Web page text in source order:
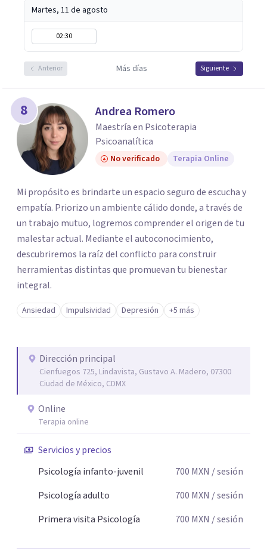
Martes, 11 de agosto
02:30
Anterior Más días Siguiente
8 Andrea Romero
Maestría en Psicoterapia
Psicoanalítica
No verificado Terapia Online
Mi propósito es brindarte un espacio seguro de escucha y
empatía. Priorizo un ambiente cálido donde, a través de
un trabajo mutuo, logremos comprender el origen de tu
malestar actual. Mediante el autoconocimiento,
descubriremos la raíz del conflicto para construir
herramientas distintas que promuevan tu bienestar
integral.
Ansiedad Impulsividad Depresión +5 más
Dirección principal
Cienfuegos 725, Lindavista, Gustavo A. Madero, 07300
Ciudad de México, CDMX
Online
Terapia online
Servicios y precios
Psicología infanto-juvenil
700 MXN / sesión
Psicología adulto
700 MXN / sesión
Primera visita Psicología
700 MXN / sesión